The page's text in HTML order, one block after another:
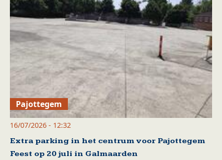
Pajottegem
16/07/2026 - 12:32
Extra parking in het centrum voor Pajottegem
Feest op 20 juli in Galmaarden